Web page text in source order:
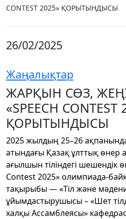
CONTEST 2025» ҚОРЫТЫНДЫСЫ
26/02/2025
Жаңалықтар
ЖАРҚЫН СӨЗ,
«SPEECH CONTEST
ҚОРЫТЫНДЫСЫ
2025 жылдың 25–26
атындағы Қазақ ұлттық өнер
ағылшын тіліндегі шешендік
Contest 2025» олимпиада-
тақырыбы — «Тіл және
ұйымдастырушысы – «Шет
халқы Ассамблеясы»